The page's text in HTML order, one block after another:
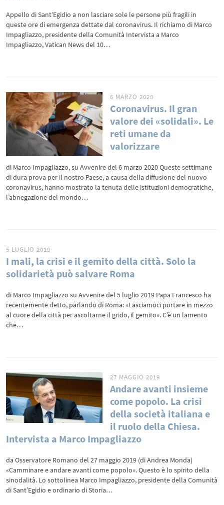
Appello di Sant’Egidio a non lasciare sole le persone più fragili in
queste ore di emergenza dettate dal coronavirus. Il richiamo di Marco
Impagliazzo, presidente della Comunità Intervista a Marco
Impagliazzo, Vatican News del 10…
6 MARZO 2020
Coronavirus. Il gran
valore dei «solidali». Le
reti umane da
valorizzare
di Marco Impagliazzo, su Avvenire del 6 marzo 2020 Queste settimane
di dura prova per il nostro Paese, a causa della diffusione del nuovo
coronavirus, hanno mostrato la tenuta delle istituzioni democratiche,
l’abnegazione del mondo…
5 LUGLIO 2019
I mali, la crisi e il gemito della città. Solo la
solidarietà può salvare Roma
di Marco Impagliazzo su Avvenire del 5 luglio 2019 Papa Francesco ha
recentemente detto, parlando di Roma: «Lasciamoci portare in mezzo
al cuore della città per ascoltarne il grido, il gemito». C’è un lamento
che…
27 MAGGIO 2019
Andare avanti insieme
come popolo. La crisi
della società italiana e
il ruolo della Chiesa.
Intervista a Marco Impagliazzo
da Osservatore Romano del 27 maggio 2019 (di Andrea Monda)
«Camminare e andare avanti come popolo». Questo è lo spirito della
sinodalità. Lo sottolinea Marco Impagliazzo, presidente della Comunità
di Sant’Egidio e ordinario di Storia…